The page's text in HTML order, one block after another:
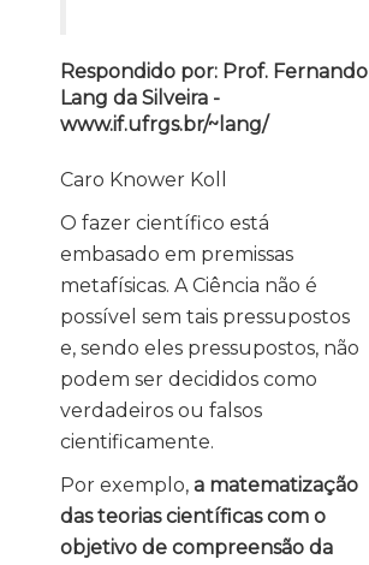
Respondido por: Prof. Fernando
Lang da Silveira -
www.if.ufrgs.br/~lang/
Caro Knower Koll
O fazer científico está
embasado em premissas
metafísicas. A Ciência não é
possível sem tais pressupostos
e, sendo eles pressupostos, não
podem ser decididos como
verdadeiros ou falsos
cientificamente.
Por exemplo, a matematização
das teorias científicas com o
objetivo de compreensão da